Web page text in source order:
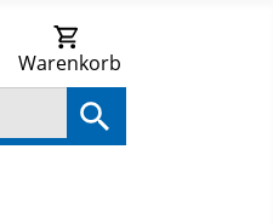
Warenkorb